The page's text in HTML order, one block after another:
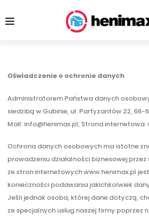
Polityka
Home Polityka
Oświadczenie o ochronie danych
Administratorem Państwa danych
siedzibą w Gubinie, ul. Partyzantów 22, 66-
Mail: info@henimax.pl, Strona internetowa:
Ochrona danych osobowych ma istotne
prowadzeniu działalności biznesowej
ze stron internetowych www.henimax.pl
konieczności podawania jakichkolwiek
Jeśli jednak osoba, której dane dotyczą,
ze specjalnych usług naszej firmy poprzez